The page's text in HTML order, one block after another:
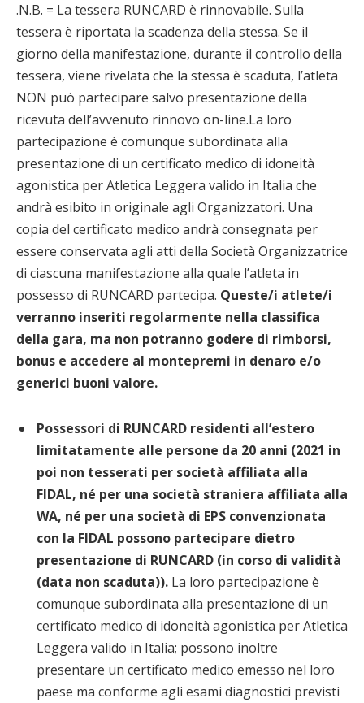
.N.B. = La tessera RUNCARD è rinnovabile. Sulla
tessera è riportata la scadenza della stessa. Se il
giorno della manifestazione, durante il controllo della
tessera, viene rivelata che la stessa è scaduta, l’atleta
NON può partecipare salvo presentazione della
ricevuta dell’avvenuto rinnovo on-line.La loro
partecipazione è comunque subordinata alla
presentazione di un certificato medico di idoneità
agonistica per Atletica Leggera valido in Italia che
andrà esibito in originale agli Organizzatori. Una
copia del certificato medico andrà consegnata per
essere conservata agli atti della Società Organizzatrice
di ciascuna manifestazione alla quale l’atleta in
possesso di RUNCARD partecipa. Queste/i atlete/i
verranno inseriti regolarmente nella classifica
della gara, ma non potranno godere di rimborsi,
bonus e accedere al montepremi in denaro e/o
generici buoni valore.
Possessori di RUNCARD residenti all’estero
limitatamente alle persone da 20 anni (2021 in
poi non tesserati per società affiliata alla
FIDAL, né per una società straniera affiliata alla
WA, né per una società di EPS convenzionata
con la FIDAL possono partecipare dietro
presentazione di RUNCARD (in corso di validità
(data non scaduta)). La loro partecipazione è
comunque subordinata alla presentazione di un
certificato medico di idoneità agonistica per Atletica
Leggera valido in Italia; possono inoltre
presentare un certificato medico emesso nel loro
paese ma conforme agli esami diagnostici previsti